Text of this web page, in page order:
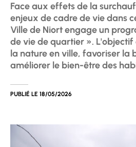
Face aux effets de la
enjeux de cadre de vie dans
Ville de Niort engage un
de vie de quartier ».
la nature en ville, favoriser la
améliorer le bien-être des
PUBLIÉ LE 18/05/2026